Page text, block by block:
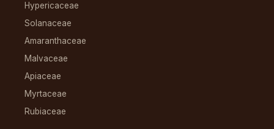
Hypericaceae
Solanaceae
Amaranthaceae
Malvaceae
Apiaceae
Myrtaceae
Rubiaceae